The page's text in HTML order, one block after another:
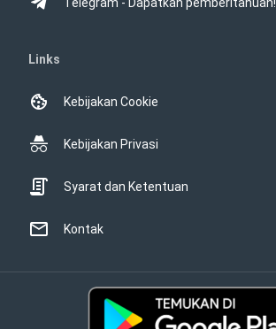
Links
Kebijakan Cookie
Kebijakan Privasi
Syarat dan Ketentuan
Kontak